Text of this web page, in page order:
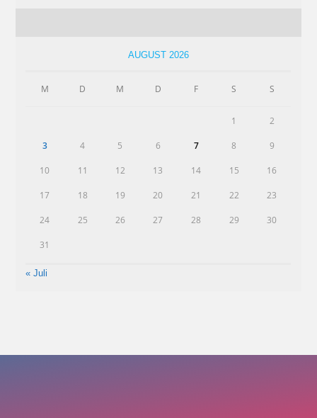
AUGUST 2026
M D M D F S S
1 2
3 4 5 6 7 8 9
10 11 12 13 14 15 16
17 18 19 20 21 22 23
24 25 26 27 28 29 30
31
« Juli